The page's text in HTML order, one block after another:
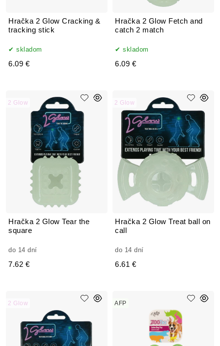
Hračka 2 Glow Cracking &
tracking stick
skladom
6.09 €
Hračka 2 Glow Fetch and
catch 2 match
skladom
6.09 €
Hračka 2 Glow Tear the
square
2 Glow
do 14 dní
7.62 €
Hračka 2 Glow Treat ball on
call
2 Glow
do 14 dní
6.61 €
2 Glow AFP